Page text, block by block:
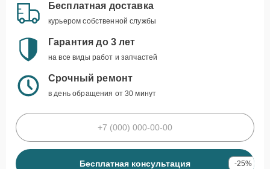
Бесплатная доставка
курьером собственной службы
Гарантия до 3 лет
на все виды работ и запчастей
Срочный ремонт
в день обращения от 30 минут
Бесплатная консультация -25%